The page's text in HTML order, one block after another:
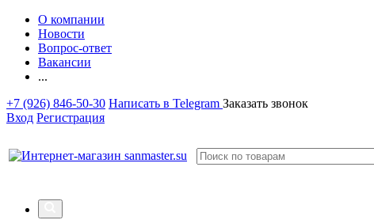
О компании
Новости
Вопрос-ответ
Вакансии
...
+7 (926) 846-50-30 Написать в Telegram Заказать звонок
Вход Регистрация